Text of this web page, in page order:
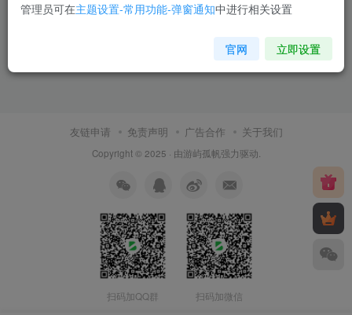
友链申请 免责声明 广告合作 关于我们
Copyright © 2025 · 由游屿孤帆 强力驱动.
扫码加QQ群 扫码加微信
管理员可在主题设置-常用功能-弹窗通知中进行相关设置
官网 立即设置